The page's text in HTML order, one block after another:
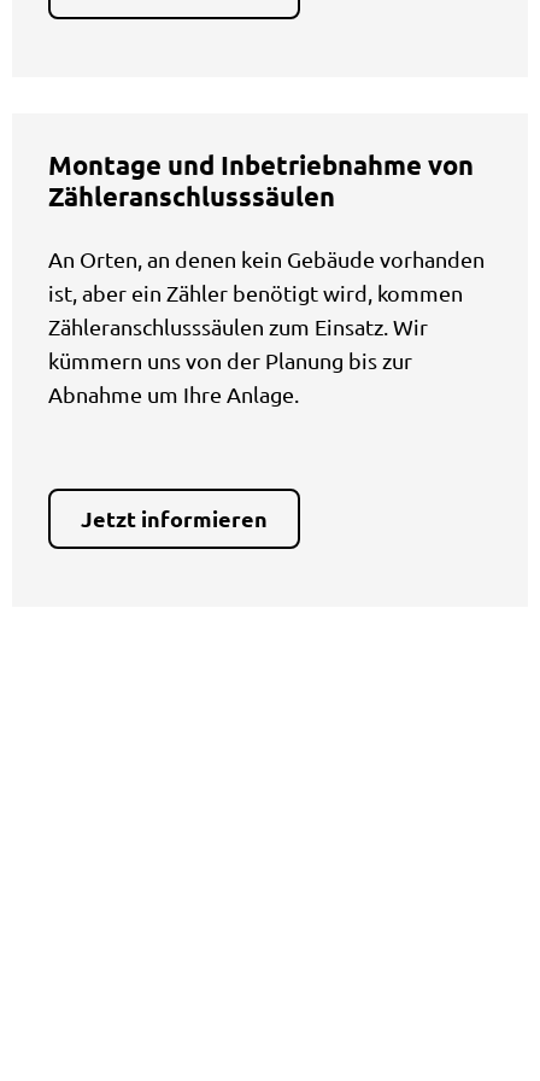
Montage und Inbetriebnahme von
Zähleranschlusssäulen
An Orten, an denen kein Gebäude vorhanden
ist, aber ein Zähler benötigt wird, kommen
Zähleranschlusssäulen zum Einsatz. Wir
kümmern uns von der Planung bis zur
Abnahme um Ihre Anlage.
Jetzt informieren